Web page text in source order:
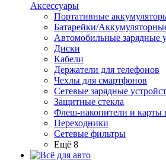
Аксессуары
Портативные
Батарейки/
Автомобильные зарядные
Диски
Кабели
Держатели для телефонов
Чехлы для смартфонов
Сетевые зарядные
Защитные стекла
Флеш-накопители и карты
Переходники
Сетевые фильтры
Ещё 8